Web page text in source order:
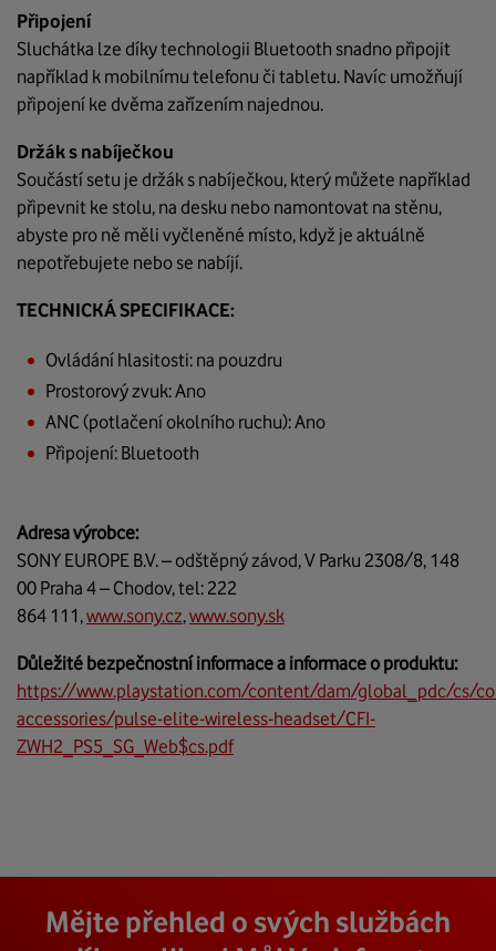
Připojení
Sluchátka lze díky technologii Bluetooth snadno připojit
například k mobilnímu telefonu či tabletu. Navíc umožňují
připojení ke dvěma zařízením najednou.
Držák s nabíječkou
Součástí setu je držák s nabíječkou, který můžete například
připevnit ke stolu, na desku nebo namontovat na stěnu,
abyste pro ně měli vyčleněné místo, když je aktuálně
nepotřebujete nebo se nabíjí.
TECHNICKÁ SPECIFIKACE:
Ovládání hlasitosti: na pouzdru
Prostorový zvuk: Ano
ANC (potlačení okolního ruchu): Ano
Připojení: Bluetooth
Adresa výrobce:
SONY EUROPE B.V. – odštěpný závod, V Parku 2308/8, 148
00 Praha 4 – Chodov, tel: 222
864 111,www.sony.cz,www.sony.sk
Důležité bezpečnostní informace a informace o produktu:
https://www.playstation.com/content/dam/global_pdc/cs/
accessories/pulse-elite-wireless-headset/CFI-
ZWH2_PS5_SG_Web$cs.pdf
Mějte přehled o svých službách